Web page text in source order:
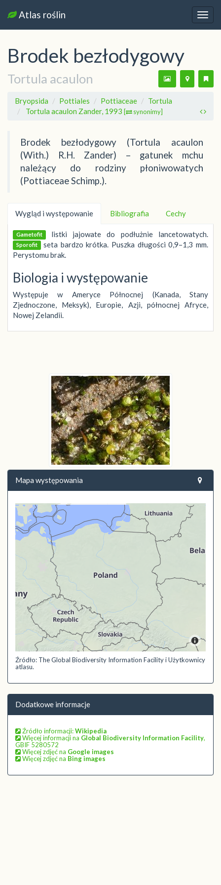
Atlas roślin
Brodek bezłodygowy
Tortula acaulon
Bryopsida Pottiales Pottiaceae
Tortula
Tortula acaulon Zander, 1993 [ synonimy]
Brodek bezłodygowy (Tortula acaulon
(With.) R.H. Zander) – gatunek mchu
należący do rodziny płoniwowatych
(Pottiaceae Schimp.).
Wygląd i występowanie Bibliografia Cechy
Gametofit listki jajowate do podłużnie lancetowatych.
Sporofit seta bardzo krótka. Puszka długości 0,9–1,3 mm.
Perystomu brak.
Biologia i występowanie
Występuje w Ameryce Północnej (Kanada, Stany
Zjednoczone, Meksyk), Europie, Azji, północnej Afryce,
Nowej Zelandii.
Mapa występowania
Źródło: The Global Biodiversity Information Facility i Użytkownicy
atlasu.
Dodatkowe informacje
Źródło informacji:Wikipedia
Więcej informacji na Global Biodiversity Information Facility,
GBIF 5280572
Więcej zdjęć na Google images
Więcej zdjęć na Bing images